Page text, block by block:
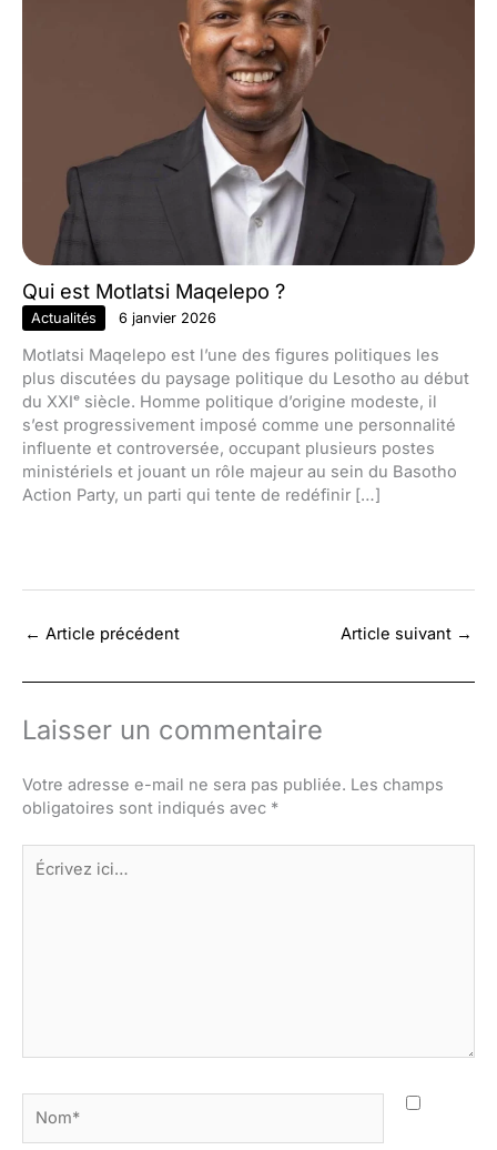
Qui est Motlatsi Maqelepo ?
Actualités 6 janvier 2026
Motlatsi Maqelepo est l’une des figures politiques les
plus discutées du paysage politique du Lesotho au début
du XXIᵉ siècle. Homme politique d’origine modeste, il
s’est progressivement imposé comme une personnalité
influente et controversée, occupant plusieurs postes
ministériels et jouant un rôle majeur au sein du Basotho
Action Party, un parti qui tente de redéfinir […]
← Article précédent Article suivant →
Laisser un commentaire
Votre adresse e-mail ne sera pas publiée. Les champs
obligatoires sont indiqués avec *
Écrivez
ici…